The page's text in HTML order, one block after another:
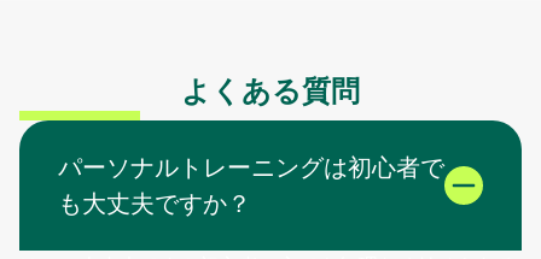
よくある質問
パーソナルトレーニングは初心者で
も大丈夫ですか？